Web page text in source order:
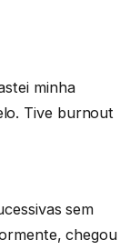
minha
Tive burnout
sem
chegou